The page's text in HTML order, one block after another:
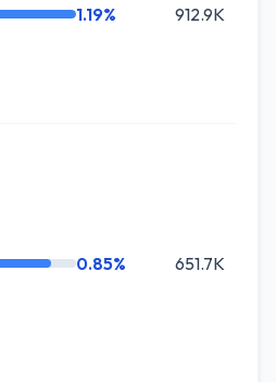
1.19% 912.9K
0.85% 651.7K